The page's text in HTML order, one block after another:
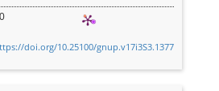
doi.org/10.25100/gnup.v17i3S3.1377